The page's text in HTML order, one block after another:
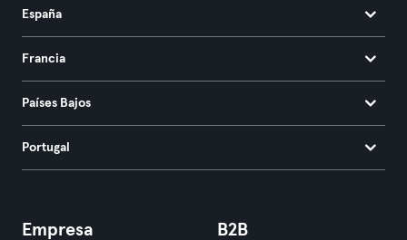
España
Francia
Países Bajos
Portugal
Empresa B2B